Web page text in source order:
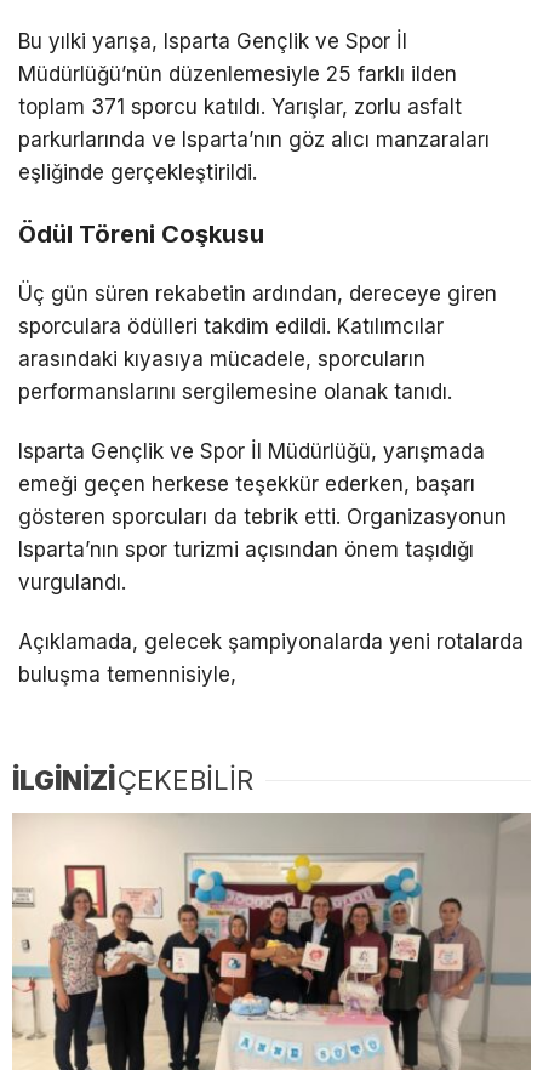
Bu yılki yarışa, Isparta Gençlik ve Spor İl
Müdürlüğü’nün düzenlemesiyle 25 farklı ilden
toplam 371 sporcu katıldı. Yarışlar, zorlu asfalt
parkurlarında ve Isparta’nın göz alıcı manzaraları
eşliğinde gerçekleştirildi.
Ödül Töreni Coşkusu
Üç gün süren rekabetin ardından, dereceye giren
sporculara ödülleri takdim edildi. Katılımcılar
arasındaki kıyasıya mücadele, sporcuların
performanslarını sergilemesine olanak tanıdı.
Isparta Gençlik ve Spor İl Müdürlüğü, yarışmada
emeği geçen herkese teşekkür ederken, başarı
gösteren sporcuları da tebrik etti. Organizasyonun
Isparta’nın spor turizmi açısından önem taşıdığı
vurgulandı.
Açıklamada, gelecek şampiyonalarda yeni rotalarda
buluşma temennisiyle,
İLGİNİZİÇEKEBİLİR